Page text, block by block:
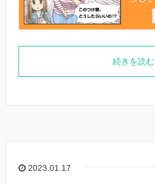
続きを読む
2023.01.17